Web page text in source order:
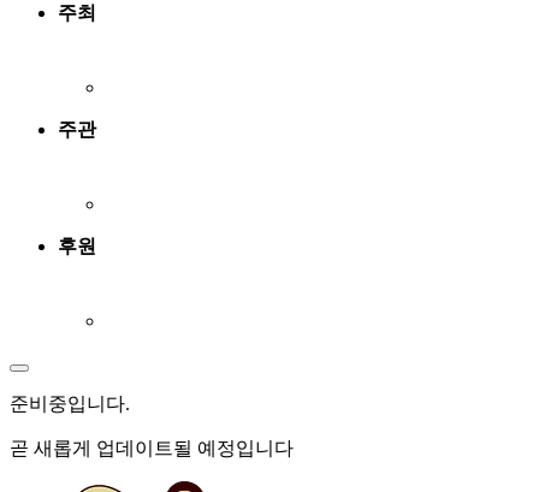
주최
주관
후원
준비중입니다.
곧 새롭게 업데이트될 예정입니다